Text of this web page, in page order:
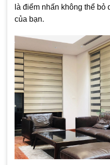
là điểm nhấn không thể bỏ
của bạn.